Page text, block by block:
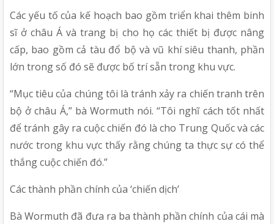
Các yếu tố của kế hoạch bao gồm triển khai thêm binh
sĩ ở châu Á và trang bị cho họ các thiết bị được nâng
cấp, bao gồm cả tàu đổ bộ và vũ khí siêu thanh, phần
lớn trong số đó sẽ được bố trí sẵn trong khu vực.
“Mục tiêu của chúng tôi là tránh xảy ra chiến tranh trên
bộ ở châu Á,” bà Wormuth nói. “Tôi nghĩ cách tốt nhất
để tránh gây ra cuộc chiến đó là cho Trung Quốc và các
nước trong khu vực thấy rằng chúng ta thực sự có thể
thắng cuộc chiến đó.”
Các thành phần chính của ‘chiến dịch’
Bà Wormuth đã đưa ra ba thành phần chính của cái mà